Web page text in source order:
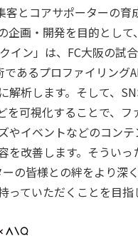
とコアサポーターの育
企画・開発を目的とし
イン」は、FC大阪の試
あるプロファイリング
析します。そして、
可視化することで、
やイベントなどのコン
を改善します。そうい
の皆様との絆をより深
ていただくことを目指